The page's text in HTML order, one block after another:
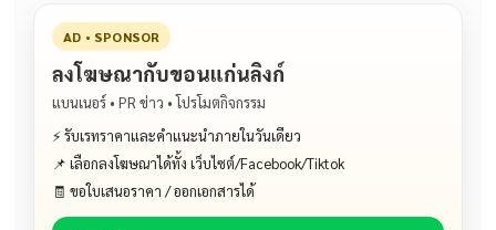
AD • SPONSOR
ลงโฆษณากับขอนแก่นลิงก์
แบนเนอร์ • PR ข่าว • โปรโมตกิจกรรม
⚡ รับเรทราคาและคำแนะนำภายในวันเดียว
📌 เลือกลงโฆษณาได้ทั้ง เว็บไซต์/Facebook/Tiktok
🧾 ขอใบเสนอราคา / ออกเอกสารได้